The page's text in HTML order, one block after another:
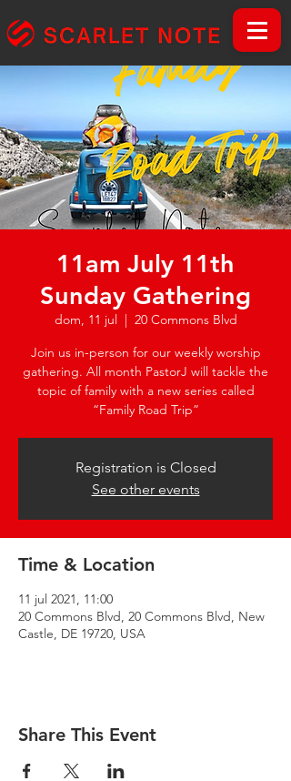
11am July 11th
Sunday Gathering
dom, 11 jul
  |
20 Commons Blvd
Join us in-person for our weekly worship
gathering. All month PastorJ will tackle the
topic of family with a new series called
“Family Road Trip”
Registration is Closed
See other events
Time & Location
11 jul 2021, 11:00
20 Commons Blvd, 20 Commons Blvd, New
Castle, DE 19720, USA
Share This Event